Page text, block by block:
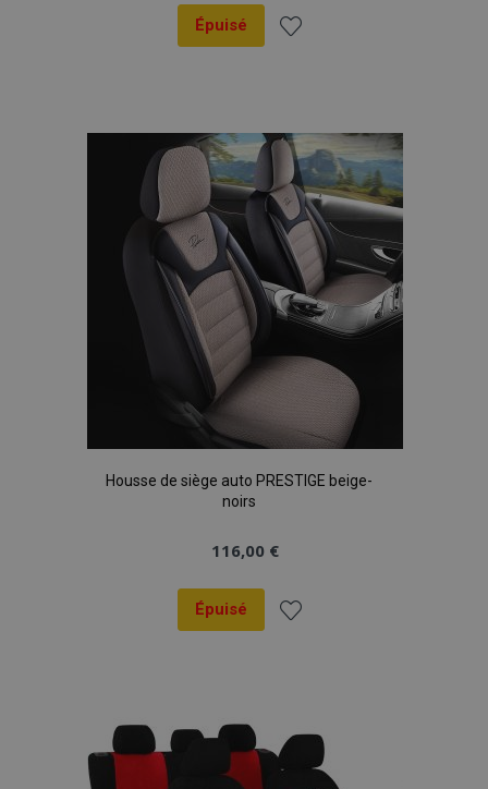
Épuisé
liste
d'achats
Housse de siège auto PRESTIGE beige-
noirs
116,00 €
Épuisé
liste
d'achats